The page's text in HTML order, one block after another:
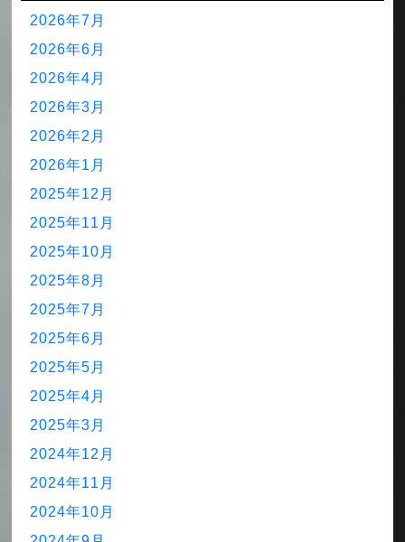
2026年7月
2026年6月
2026年4月
2026年3月
2026年2月
2026年1月
2025年12月
2025年11月
2025年10月
2025年8月
2025年7月
2025年6月
2025年5月
2025年4月
2025年3月
2024年12月
2024年11月
2024年10月